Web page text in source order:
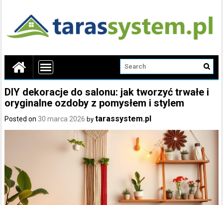
DIY dekoracje do salonu: jak tworzyć trwałe i
oryginalne ozdoby z pomysłem i stylem
Posted on 30 marca 2026 bytarassystem.pl